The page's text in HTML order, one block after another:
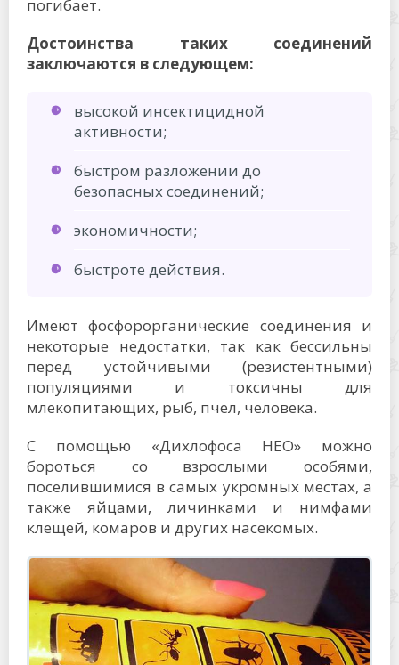
погибает.
Достоинства таких соединений
заключаются в следующем:
высокой инсектицидной
активности;
быстром разложении до
безопасных соединений;
экономичности;
быстроте действия.
Имеют фосфорорганические соединения и
некоторые недостатки, так как бессильны
перед устойчивыми (резистентными)
популяциями и токсичны для
млекопитающих, рыб, пчел, человека.
С помощью «Дихлофоса НЕО» можно
бороться со взрослыми особями,
поселившимися в самых укромных местах, а
также яйцами, личинками и нимфами
клещей, комаров и других насекомых.